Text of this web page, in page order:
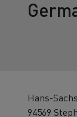
Hans-
94569